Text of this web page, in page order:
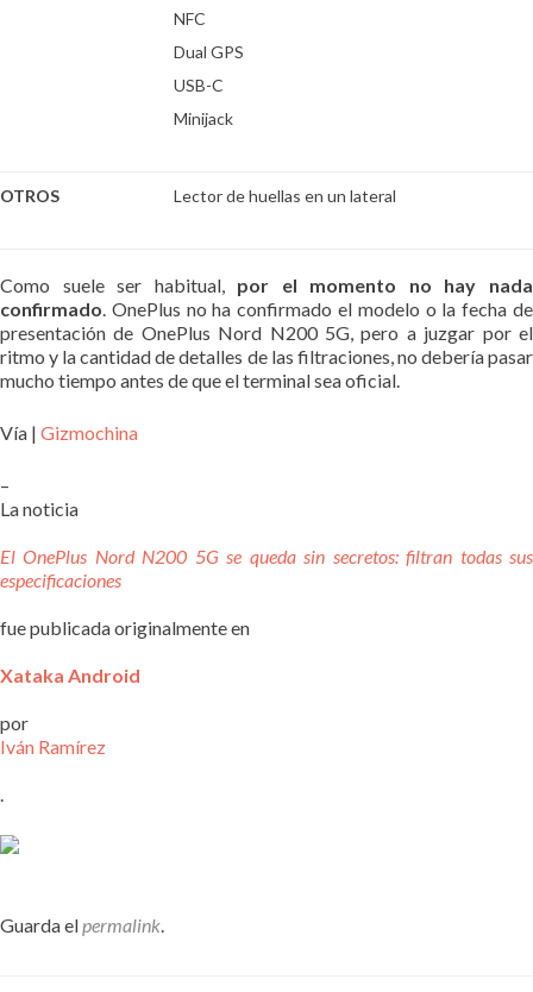
NFC
Dual GPS
USB-C
Minijack
OTROS Lector de huellas en un lateral
Como suele ser habitual, por el momento no hay nada
confirmado. OnePlus no ha confirmado el modelo o la fecha de
presentación de OnePlus Nord N200 5G, pero a juzgar por el
ritmo y la cantidad de detalles de las filtraciones, no debería pasar
mucho tiempo antes de que el terminal sea oficial.
Vía | Gizmochina
–
La noticia
El OnePlus Nord N200 5G se queda sin secretos: filtran todas sus
especificaciones
fue publicada originalmente en
Xataka Android
por
Iván Ramírez
.
Guarda elpermalink.